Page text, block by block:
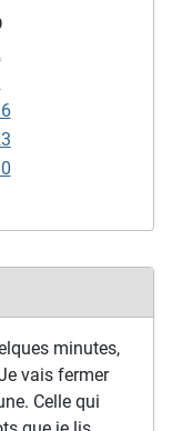
minutes,
vais fermer
Celle qui